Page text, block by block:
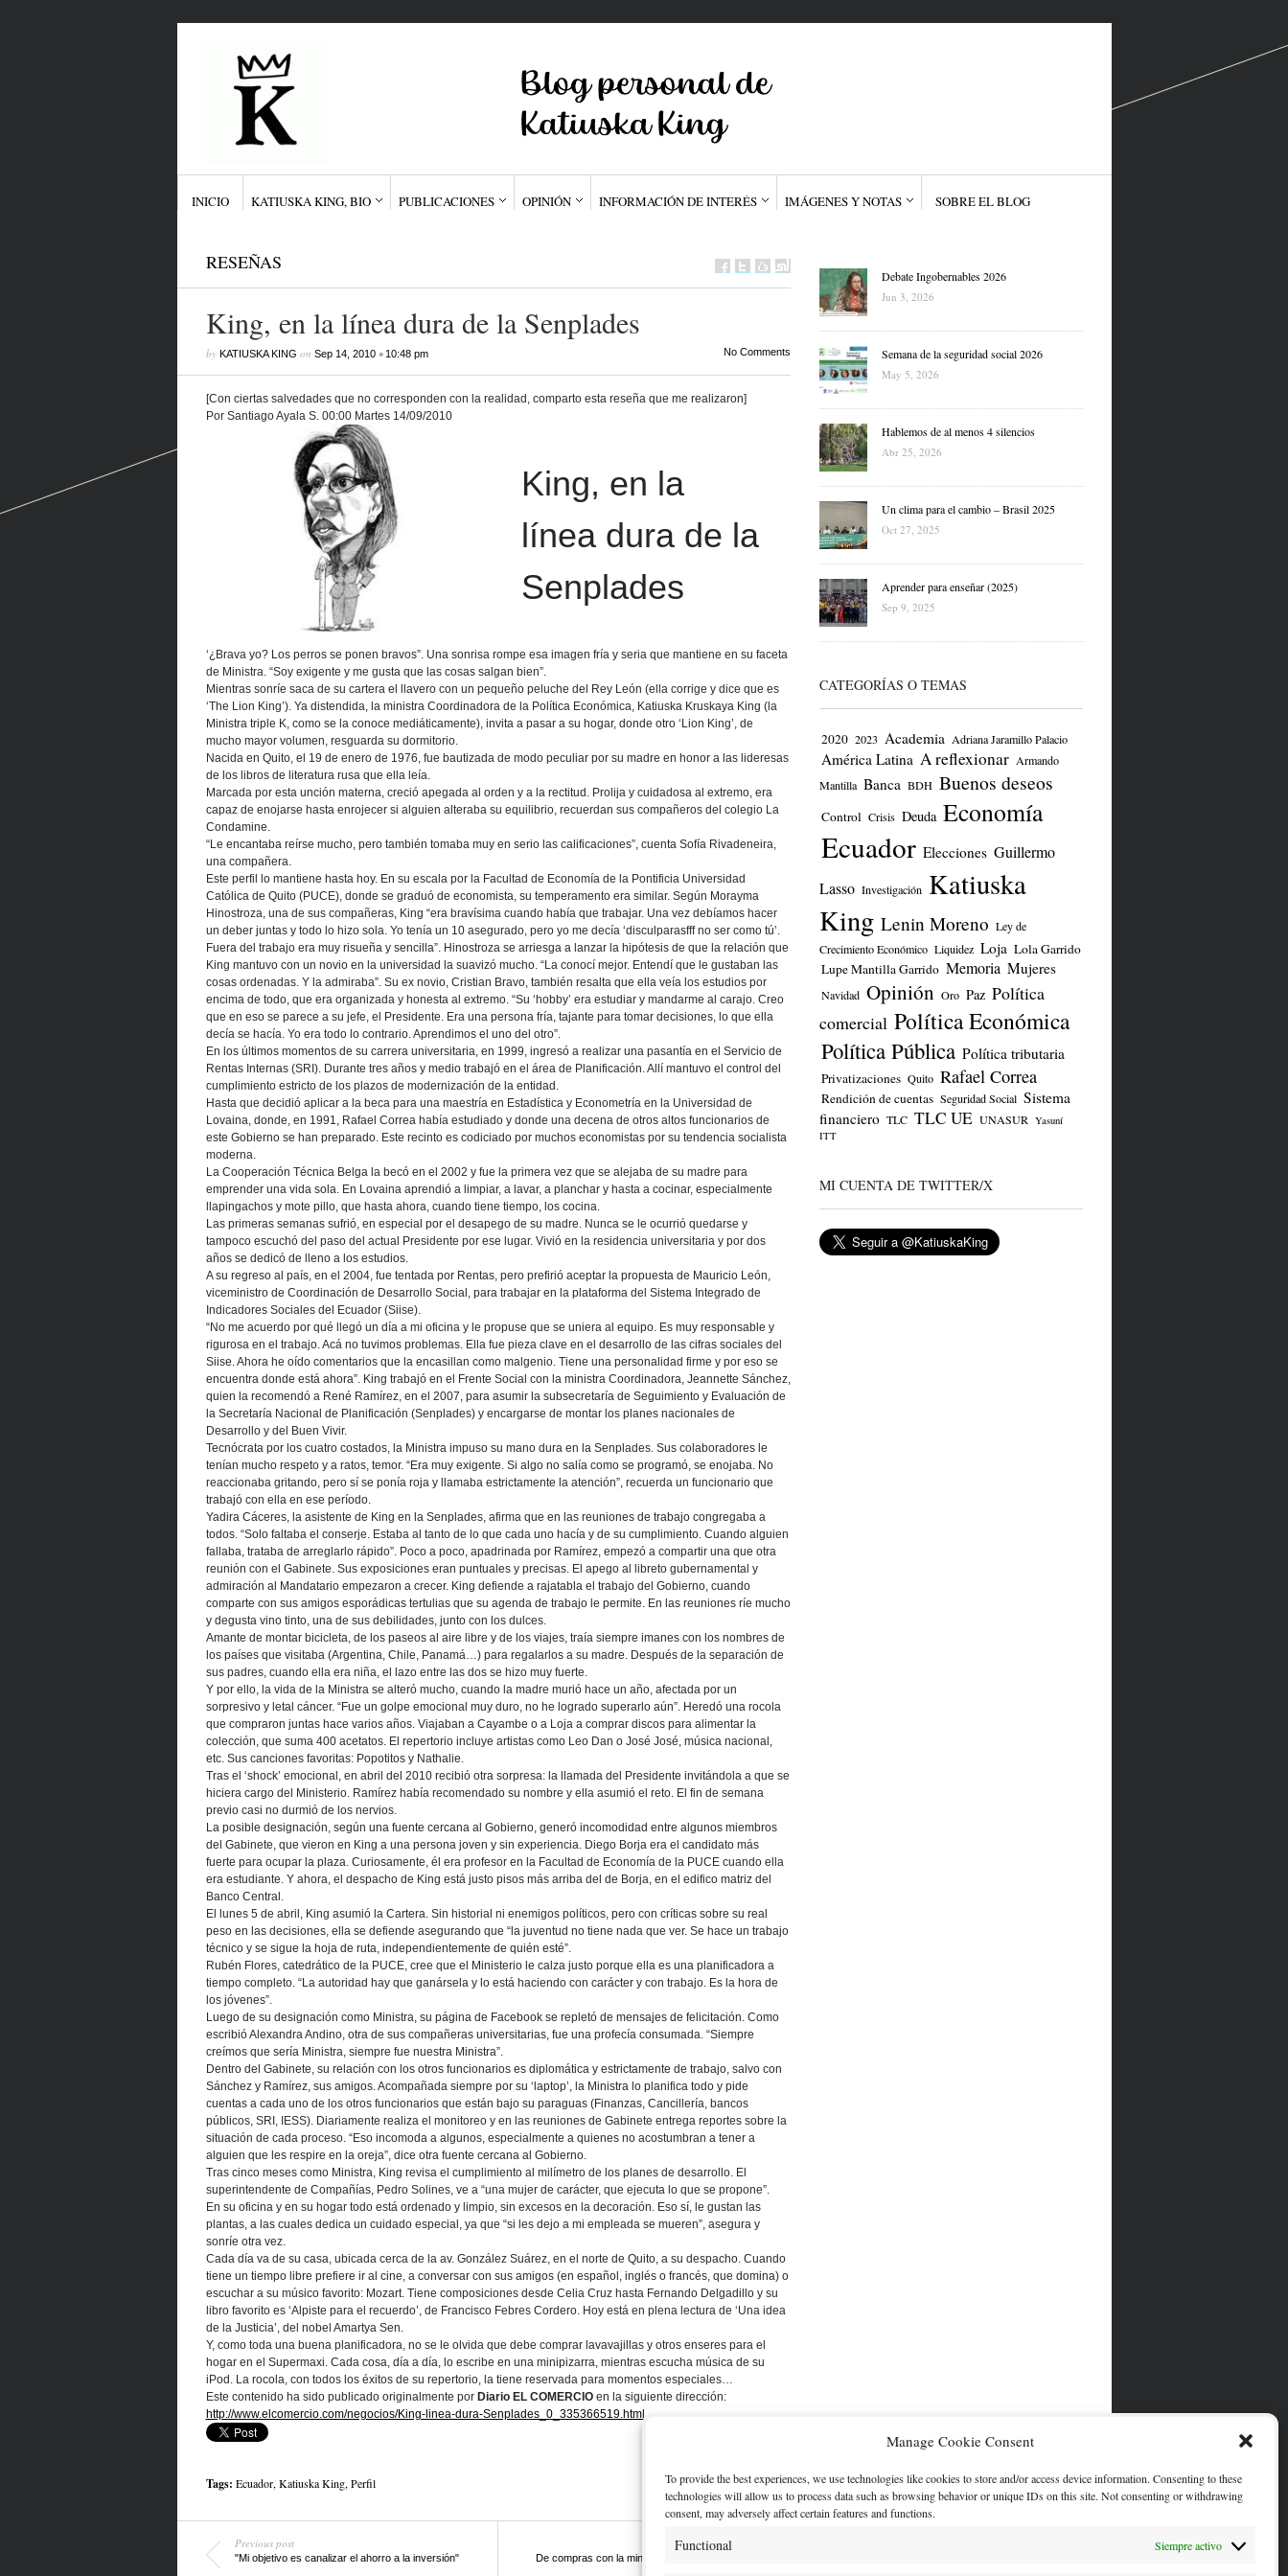
Manage Cookie Consent
To provide the best experiences, we use technologies like cookies to store and/or access device information. Consenting to these
technologies will allow us to process data such as browsing behavior or unique IDs on this site. Not consenting or withdrawing
consent, may adversely affect certain features and functions.
Functional Siempre activo
INICIO KATIUSKA KING, BIO PUBLICACIONES OPINIÓN INFORMACIÓN DE INTERÉS IMÁGENES Y NOTAS SOBRE EL BLOG
RESEÑAS
King, en la línea dura de la Senplades
by KATIUSKA KING on Sep 14, 2010• 10:48 pm No Comments
[Con ciertas salvedades que no corresponden con la realidad, comparto esta reseña que me realizaron]
Por Santiago Ayala S. 00:00 Martes 14/09/2010
King, en la
línea dura de la
Senplades
‘¿Brava yo? Los perros se ponen bravos”. Una sonrisa rompe esa imagen fría y seria que mantiene en su faceta
de Ministra. “Soy exigente y me gusta que las cosas salgan bien”.
Mientras sonríe saca de su cartera el llavero con un pequeño peluche del Rey León (ella corrige y dice que es
‘The Lion King’). Ya distendida, la ministra Coordinadora de la Política Económica, Katiuska Kruskaya King (la
Ministra triple K, como se la conoce mediáticamente), invita a pasar a su hogar, donde otro ‘Lion King’, de
mucho mayor volumen, resguarda su dormitorio.
Nacida en Quito, el 19 de enero de 1976, fue bautizada de modo peculiar por su madre en honor a las lideresas
de los libros de literatura rusa que ella leía.
Marcada por esta unción materna, creció apegada al orden y a la rectitud. Prolija y cuidadosa al extremo, era
capaz de enojarse hasta enrojecer si alguien alteraba su equilibrio, recuerdan sus compañeros del colegio La
Condamine.
“Le encantaba reírse mucho, pero también tomaba muy en serio las calificaciones”, cuenta Sofía Rivadeneira,
una compañera.
Este perfil lo mantiene hasta hoy. En su escala por la Facultad de Economía de la Pontificia Universidad
Católica de Quito (PUCE), donde se graduó de economista, su temperamento era similar. Según Morayma
Hinostroza, una de sus compañeras, King “era bravísima cuando había que trabajar. Una vez debíamos hacer
un deber juntas y todo lo hizo sola. Yo tenía un 10 asegurado, pero yo me decía ‘disculparasfff no ser como tú’.
Fuera del trabajo era muy risueña y sencilla”. Hinostroza se arriesga a lanzar la hipótesis de que la relación que
King mantuvo con un novio en la universidad la suavizó mucho. “La conocí mejor. Entendí que le gustaban las
cosas ordenadas. Y la admiraba”. Su ex novio, Cristian Bravo, también resalta que ella veía los estudios por
encima de todo, que era organizada y honesta al extremo. “Su ‘hobby’ era estudiar y mandarme al carajo. Creo
que en eso se parece a su jefe, el Presidente. Era una persona fría, tajante para tomar decisiones, lo que ella
decía se hacía. Yo era todo lo contrario. Aprendimos el uno del otro”.
En los últimos momentos de su carrera universitaria, en 1999, ingresó a realizar una pasantía en el Servicio de
Rentas Internas (SRI). Durante tres años y medio trabajó en el área de Planificación. Allí mantuvo el control del
cumplimiento estricto de los plazos de modernización de la entidad.
Hasta que decidió aplicar a la beca para una maestría en Estadística y Econometría en la Universidad de
Lovaina, donde, en 1991, Rafael Correa había estudiado y donde una decena de otros altos funcionarios de
este Gobierno se han preparado. Este recinto es codiciado por muchos economistas por su tendencia socialista
moderna.
La Cooperación Técnica Belga la becó en el 2002 y fue la primera vez que se alejaba de su madre para
emprender una vida sola. En Lovaina aprendió a limpiar, a lavar, a planchar y hasta a cocinar, especialmente
llapingachos y mote pillo, que hasta ahora, cuando tiene tiempo, los cocina.
Las primeras semanas sufrió, en especial por el desapego de su madre. Nunca se le ocurrió quedarse y
tampoco escuchó del paso del actual Presidente por ese lugar. Vivió en la residencia universitaria y por dos
años se dedicó de lleno a los estudios.
A su regreso al país, en el 2004, fue tentada por Rentas, pero prefirió aceptar la propuesta de Mauricio León,
viceministro de Coordinación de Desarrollo Social, para trabajar en la plataforma del Sistema Integrado de
Indicadores Sociales del Ecuador (Siise).
“No me acuerdo por qué llegó un día a mi oficina y le propuse que se uniera al equipo. Es muy responsable y
rigurosa en el trabajo. Acá no tuvimos problemas. Ella fue pieza clave en el desarrollo de las cifras sociales del
Siise. Ahora he oído comentarios que la encasillan como malgenio. Tiene una personalidad firme y por eso se
encuentra donde está ahora”. King trabajó en el Frente Social con la ministra Coordinadora, Jeannette Sánchez,
quien la recomendó a René Ramírez, en el 2007, para asumir la subsecretaría de Seguimiento y Evaluación de
la Secretaría Nacional de Planificación (Senplades) y encargarse de montar los planes nacionales de
Desarrollo y del Buen Vivir.
Tecnócrata por los cuatro costados, la Ministra impuso su mano dura en la Senplades. Sus colaboradores le
tenían mucho respeto y a ratos, temor. “Era muy exigente. Si algo no salía como se programó, se enojaba. No
reaccionaba gritando, pero sí se ponía roja y llamaba estrictamente la atención”, recuerda un funcionario que
trabajó con ella en ese período.
Yadira Cáceres, la asistente de King en la Senplades, afirma que en las reuniones de trabajo congregaba a
todos. “Solo faltaba el conserje. Estaba al tanto de lo que cada uno hacía y de su cumplimiento. Cuando alguien
fallaba, trataba de arreglarlo rápido”. Poco a poco, apadrinada por Ramírez, empezó a compartir una que otra
reunión con el Gabinete. Sus exposiciones eran puntuales y precisas. El apego al libreto gubernamental y
admiración al Mandatario empezaron a crecer. King defiende a rajatabla el trabajo del Gobierno, cuando
comparte con sus amigos esporádicas tertulias que su agenda de trabajo le permite. En las reuniones ríe mucho
y degusta vino tinto, una de sus debilidades, junto con los dulces.
Amante de montar bicicleta, de los paseos al aire libre y de los viajes, traía siempre imanes con los nombres de
los países que visitaba (Argentina, Chile, Panamá…) para regalarlos a su madre. Después de la separación de
sus padres, cuando ella era niña, el lazo entre las dos se hizo muy fuerte.
Y por ello, la vida de la Ministra se alteró mucho, cuando la madre murió hace un año, afectada por un
sorpresivo y letal cáncer. “Fue un golpe emocional muy duro, no he logrado superarlo aún”. Heredó una rocola
que compraron juntas hace varios años. Viajaban a Cayambe o a Loja a comprar discos para alimentar la
colección, que suma 400 acetatos. El repertorio incluye artistas como Leo Dan o José José, música nacional,
etc. Sus canciones favoritas: Popotitos y Nathalie.
Tras el ‘shock’ emocional, en abril del 2010 recibió otra sorpresa: la llamada del Presidente invitándola a que se
hiciera cargo del Ministerio. Ramírez había recomendado su nombre y ella asumió el reto. El fin de semana
previo casi no durmió de los nervios.
La posible designación, según una fuente cercana al Gobierno, generó incomodidad entre algunos miembros
del Gabinete, que vieron en King a una persona joven y sin experiencia. Diego Borja era el candidato más
fuerte para ocupar la plaza. Curiosamente, él era profesor en la Facultad de Economía de la PUCE cuando ella
era estudiante. Y ahora, el despacho de King está justo pisos más arriba del de Borja, en el edifico matriz del
Banco Central.
El lunes 5 de abril, King asumió la Cartera. Sin historial ni enemigos políticos, pero con críticas sobre su real
peso en las decisiones, ella se defiende asegurando que “la juventud no tiene nada que ver. Se hace un trabajo
técnico y se sigue la hoja de ruta, independientemente de quién esté”.
Rubén Flores, catedrático de la PUCE, cree que el Ministerio le calza justo porque ella es una planificadora a
tiempo completo. “La autoridad hay que ganársela y lo está haciendo con carácter y con trabajo. Es la hora de
los jóvenes”.
Luego de su designación como Ministra, su página de Facebook se repletó de mensajes de felicitación. Como
escribió Alexandra Andino, otra de sus compañeras universitarias, fue una profecía consumada. “Siempre
creímos que sería Ministra, siempre fue nuestra Ministra”.
Dentro del Gabinete, su relación con los otros funcionarios es diplomática y estrictamente de trabajo, salvo con
Sánchez y Ramírez, sus amigos. Acompañada siempre por su ‘laptop’, la Ministra lo planifica todo y pide
cuentas a cada uno de los otros funcionarios que están bajo su paraguas (Finanzas, Cancillería, bancos
públicos, SRI, IESS). Diariamente realiza el monitoreo y en las reuniones de Gabinete entrega reportes sobre la
situación de cada proceso. “Eso incomoda a algunos, especialmente a quienes no acostumbran a tener a
alguien que les respire en la oreja”, dice otra fuente cercana al Gobierno.
Tras cinco meses como Ministra, King revisa el cumplimiento al milímetro de los planes de desarrollo. El
superintendente de Compañías, Pedro Solines, ve a “una mujer de carácter, que ejecuta lo que se propone”.
En su oficina y en su hogar todo está ordenado y limpio, sin excesos en la decoración. Eso sí, le gustan las
plantas, a las cuales dedica un cuidado especial, ya que “si les dejo a mi empleada se mueren”, asegura y
sonríe otra vez.
Cada día va de su casa, ubicada cerca de la av. González Suárez, en el norte de Quito, a su despacho. Cuando
tiene un tiempo libre prefiere ir al cine, a conversar con sus amigos (en español, inglés o francés, que domina) o
escuchar a su músico favorito: Mozart. Tiene composiciones desde Celia Cruz hasta Fernando Delgadillo y su
libro favorito es ‘Alpiste para el recuerdo’, de Francisco Febres Cordero. Hoy está en plena lectura de ‘Una idea
de la Justicia’, del nobel Amartya Sen.
Y, como toda una buena planificadora, no se le olvida que debe comprar lavavajillas y otros enseres para el
hogar en el Supermaxi. Cada cosa, día a día, lo escribe en una minipizarra, mientras escucha música de su
iPod. La rocola, con todos los éxitos de su repertorio, la tiene reservada para momentos especiales…
Este contenido ha sido publicado originalmente por Diario EL COMERCIOen la siguiente dirección:
http://www.elcomercio.com/negocios/King-linea-dura-Senplades_0_335366519.html
Tags: Ecuador,Katiuska King,Perfil
Previous post
"Mi objetivo es canalizar el ahorro a la inversión"
Next post
De compras con la ministra - programa Vele Vele
Debate Ingobernables 2026
Jun 3, 2026
Semana de la seguridad social 2026
May 5, 2026
Hablemos de al menos 4 silencios
Abr 25, 2026
Un clima para el cambio – Brasil 2025
Oct 27, 2025
Aprender para enseñar (2025)
Sep 9, 2025
CATEGORÍAS O TEMAS
2020 2023 Academia Adriana Jaramillo Palacio
América Latina A reflexionar Armando
Mantilla Banca BDH Buenos deseos
Control Crisis Deuda Economía
Ecuador Elecciones Guillermo
Lasso Investigación Katiuska
King Lenin Moreno Ley de
Crecimiento Económico Liquidez Loja Lola Garrido
Lupe Mantilla Garrido Memoria Mujeres
Navidad Opinión Oro Paz Política
comercial Política Económica
Política Pública Política tributaria
Privatizaciones Quito Rafael Correa
Rendición de cuentas Seguridad Social Sistema
financiero TLC TLC UE UNASUR Yasuní
ITT
MI CUENTA DE TWITTER/X